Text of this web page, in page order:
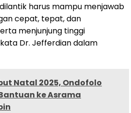
harus mampu menjawab
cepat, tepat, dan
menjunjung tinggi
Dr. Jefferdian dalam
Natal 2025, Ondofolo
ke Asrama